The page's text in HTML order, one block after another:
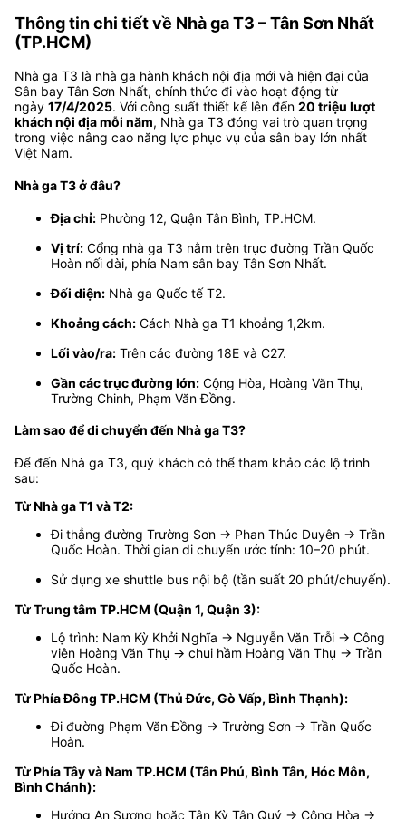
Thông tin chi tiết về Nhà ga T3 – Tân Sơn Nhất
(TP.HCM)
Nhà ga T3 là nhà ga hành khách nội địa mới và hiện đại của
Sân bay Tân Sơn Nhất, chính thức đi vào hoạt động từ
ngày 17/4/2025. Với công suất thiết kế lên đến 20 triệu lượt
khách nội địa mỗi năm, Nhà ga T3 đóng vai trò quan trọng
trong việc nâng cao năng lực phục vụ của sân bay lớn nhất
Việt Nam.
Nhà ga T3 ở đâu?
Địa chỉ: Phường 12, Quận Tân Bình, TP.HCM.
Vị trí: Cổng nhà ga T3 nằm trên trục đường Trần Quốc
Hoàn nối dài, phía Nam sân bay Tân Sơn Nhất.
Đối diện: Nhà ga Quốc tế T2.
Khoảng cách: Cách Nhà ga T1 khoảng 1,2km.
Lối vào/ra: Trên các đường 18E và C27.
Gần các trục đường lớn: Cộng Hòa, Hoàng Văn Thụ,
Trường Chinh, Phạm Văn Đồng.
Làm sao để di chuyển đến Nhà ga T3?
Để đến Nhà ga T3, quý khách có thể tham khảo các lộ trình
sau:
Từ Nhà ga T1 và T2:
Đi thẳng đường Trường Sơn → Phan Thúc Duyên → Trần
Quốc Hoàn. Thời gian di chuyển ước tính: 10–20 phút.
Sử dụng xe shuttle bus nội bộ (tần suất 20 phút/chuyến).
Từ Trung tâm TP.HCM (Quận 1, Quận 3):
Lộ trình: Nam Kỳ Khởi Nghĩa → Nguyễn Văn Trỗi → Công
viên Hoàng Văn Thụ → chui hầm Hoàng Văn Thụ → Trần
Quốc Hoàn.
Từ Phía Đông TP.HCM (Thủ Đức, Gò Vấp, Bình Thạnh):
Đi đường Phạm Văn Đồng → Trường Sơn → Trần Quốc
Hoàn.
Từ Phía Tây và Nam TP.HCM (Tân Phú, Bình Tân, Hóc Môn,
Bình Chánh):
Hướng An Sương hoặc Tân Kỳ Tân Quý → Cộng Hòa →